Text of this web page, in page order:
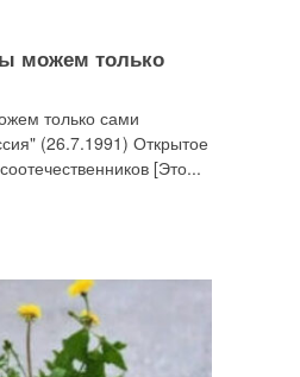
можем только
только сами
(26.7.1991) Открытое
[Это...